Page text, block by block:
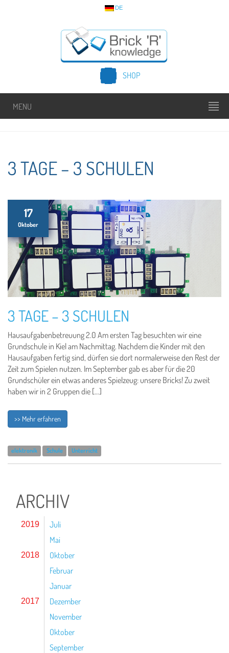
DE
SHOP
MENU
3 TAGE – 3 SCHULEN
17
Oktober
3 TAGE – 3 SCHULEN
Hausaufgabenbetreuung 2.0 Am ersten Tag besuchten wir eine
Grundschule in Kiel am Nachmittag. Nachdem die Kinder mit den
Hausaufgaben fertig sind, dürfen sie dort normalerweise den Rest der
Zeit zum Spielen nutzen. Im September gab es aber für die 20
Grundschüler ein etwas anderes Spielzeug: unsere Bricks! Zu zweit
haben wir in 2 Gruppen die […]
>> Mehr erfahren
elektronik Schule Unterricht
ARCHIV
2019
Juli
Mai
2018
Oktober
Februar
Januar
2017
Dezember
November
Oktober
September